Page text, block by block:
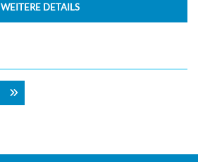
WEITERE DETAILS